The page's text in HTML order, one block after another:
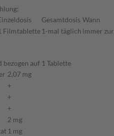
Gesamtdosis Wann
Filmtablette 1-mal täglich immer
bezogen auf 1 Tablette
2,07 mg
+
+
+
2 mg
1 mg